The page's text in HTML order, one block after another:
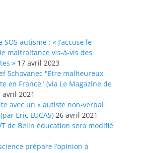
autisme : « J’accuse le
maltraitance vis-à-vis des
» 17 avril 2023
Schovanec "Etre malheureux
en France" (via Le Magazine de
avril 2021
avec un « autiste non-verbal
Eric LUCAS) 26 avril 2021
de Belin éducation sera modifié
prépare l’opinion à